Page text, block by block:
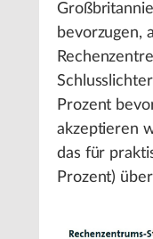
bevorzugen,
Prozent
akzeptieren
das für
Prozent)